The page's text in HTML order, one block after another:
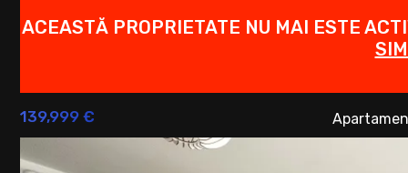
ACEASTĂ PROPRIETATE NU MAI ESTE
139,999 €